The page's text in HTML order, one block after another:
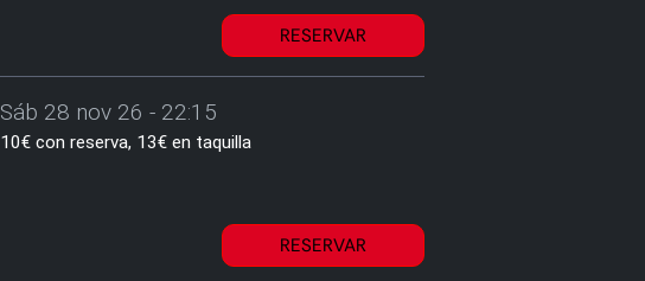
RESERVAR
Sáb 28 nov 26 - 22:15
10€ con reserva, 13€ en taquilla
RESERVAR